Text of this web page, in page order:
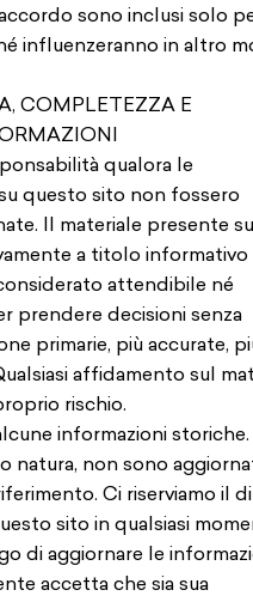
sono inclusi solo
influenzeranno in altro
COMPLETEZZA E
qualora le
questo sito non fossero
Il materiale presente su
a titolo informativo
attendibile né
prendere decisioni senza
primarie, più accurate,
affidamento sul
rischio.
informazioni storiche.
natura, non sono
Ci riserviamo il
sito in qualsiasi
di aggiornare le
accetta che sia sua